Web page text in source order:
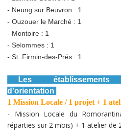
- Neung sur Beuvron : 1
- Ouzouer le Marché : 1
- Montoire : 1
- Selommes : 1
- St. Firmin-des-Prés : 1
Les établissements
d'orientation
1 Mission Locale / 1 projet + 1
- Mission Locale du
réparties sur 2 mois) + 1 atelier de